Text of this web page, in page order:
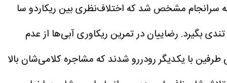
سرانجام مشخص شد که اختلاف‌نظری بین ریکاردو سا
بگیرد. رضاییان در تمرین ریکاوری آبی‌ها از عدم
با یکدیگر رودررو شدند که مشاجره کلامی‌شان بالا